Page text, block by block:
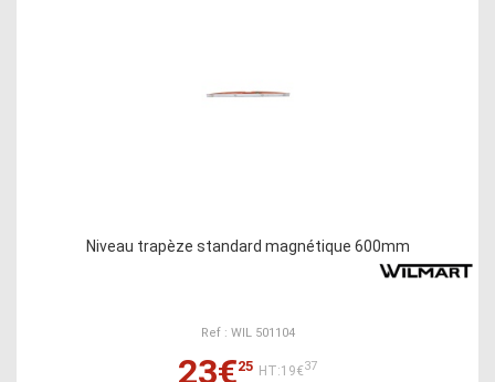
Niveau trapèze standard magnétique 600mm
Ref : WIL 501104
23€25 HT:19€37